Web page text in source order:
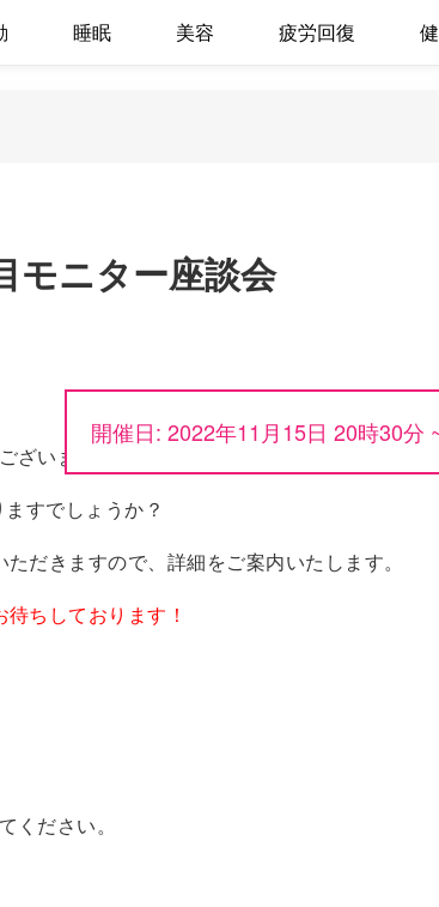
睡眠 美容 疲労回復
モニター座談会
開催日: 2022年11月15日 20時30分
いました！
すでしょうか？
だきますので、詳細をご案内いたします。
ちしております！
ください。